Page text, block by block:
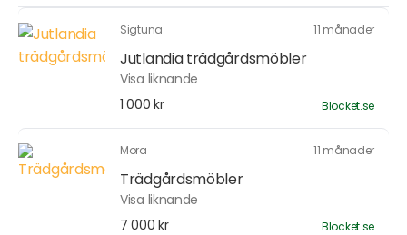
Sigtuna 11 månader
Jutlandia trädgårdsmöbler
Visa liknande
1 000 kr
Blocket.se
Mora 11 månader
Trädgårdsmöbler
Visa liknande
7 000 kr
Blocket.se